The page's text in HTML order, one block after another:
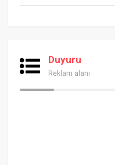
Duyuru
Reklam alanı